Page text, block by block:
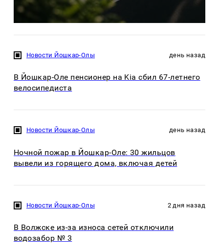
Новости Йошкар-Олы день назад
В Йошкар-Оле пенсионер на Kia сбил 67-летнего
велосипедиста
Новости Йошкар-Олы день назад
Ночной пожар в Йошкар-Оле: 30 жильцов
вывели из горящего дома, включая детей
Новости Йошкар-Олы 2 дня назад
В Волжске из-за износа сетей отключили
водозабор № 3